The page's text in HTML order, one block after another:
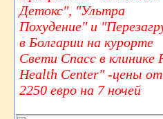
Детокс", "Ультра
Похудение" и
в Болгарии на курорте
Свети Спасс в клинике
Health Center" -цены от
2250 евро на 7 ночей